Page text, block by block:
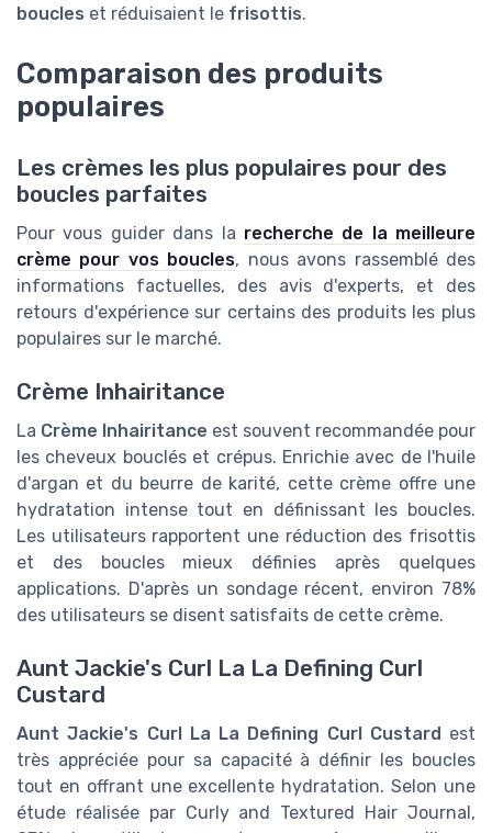
boucles et réduisaient le frisottis.
Comparaison des produits
populaires
Les crèmes les plus populaires pour des
boucles parfaites
Pour vous guider dans la recherche de la meilleure
crème pour vos boucles, nous avons rassemblé des
informations factuelles, des avis d'experts, et des
retours d'expérience sur certains des produits les plus
populaires sur le marché.
Crème Inhairitance
La Crème Inhairitance est souvent recommandée pour
les cheveux bouclés et crépus. Enrichie avec de l'huile
d'argan et du beurre de karité, cette crème offre une
hydratation intense tout en définissant les boucles.
Les utilisateurs rapportent une réduction des frisottis
et des boucles mieux définies après quelques
applications. D'après un sondage récent, environ 78%
des utilisateurs se disent satisfaits de cette crème.
Aunt Jackie's Curl La La Defining Curl
Custard
Aunt Jackie's Curl La La Defining Curl Custard est
très appréciée pour sa capacité à définir les boucles
tout en offrant une excellente hydratation. Selon une
étude réalisée par Curly and Textured Hair Journal,